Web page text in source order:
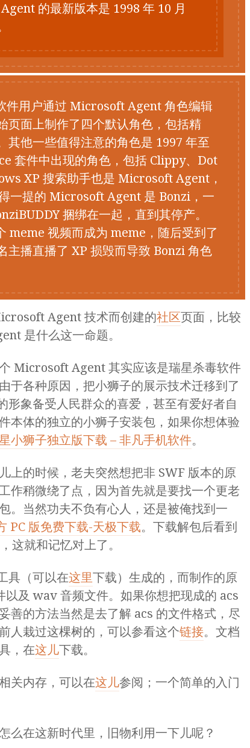
的最新版本是 1998 年 10 月
用户通过 Microsoft Agent 角色编辑
页面上制作了四个默认角色，包括精
其他一些值得注意的角色是 1997 年至
套件中出现的角色，包括 Clippy、Dot
XP 搜索助手也是 Microsoft Agent，
一提的 Microsoft Agent 是 Bonzi，一
捆绑在一起，直到其停产。
meme 视频而成为 meme，随后受到了
主播直播了 XP 损毁而导致 Bonzi 角色
Agent 技术而创建的社区页面，比较
是什么这一命题。
Microsoft Agent 其实应该是瑞星杀毒软件
于各种原因，把小狮子的展示技术迁移到了
形象备受人民群众的喜爱，甚至有爱好者自
本体的独立的小狮子安装包，如果你想体验
小狮子独立版下载 – 非凡手机软件。
上的时候，老夫突然想把非 SWF 版本的原
作稍微绕了点，因为首先就是要找一个更老
。当然功夫不负有心人，还是被俺找到一
PC 版免费下载-天极下载。下载解包后看到
这就和记忆对上了。
具（可以在这里下载）生成的，而制作的原
及 wav 音频文件。如果你想把现成的 acs
善的方法当然是去了解 acs 的文件格式，尽
人栽过这棵树的，可以参看这个链接。文档
，在这儿下载。
关内存，可以在这儿参阅；一个简单的入门
么在这新时代里，旧物利用一下儿呢？